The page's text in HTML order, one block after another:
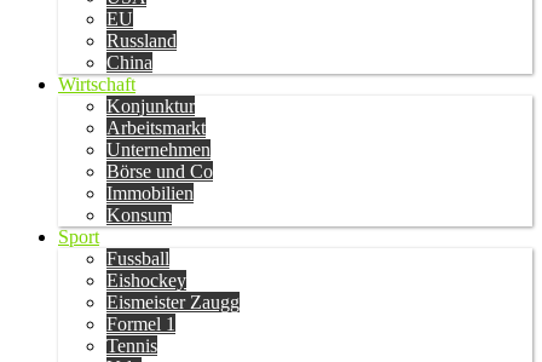
EU
Russland
China
Wirtschaft
Konjunktur
Arbeitsmarkt
Unternehmen
Börse und Co
Immobilien
Konsum
Sport
Fussball
Eishockey
Eismeister Zaugg
Formel 1
Tennis